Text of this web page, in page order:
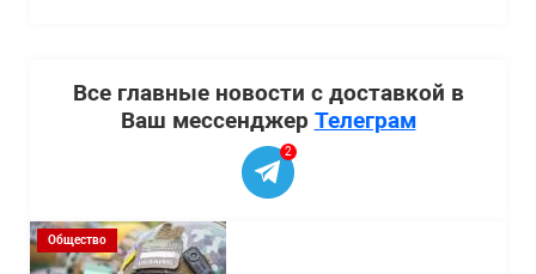
Все главные новости с доставкой в
Ваш мессенджер Телеграм
2
Общество